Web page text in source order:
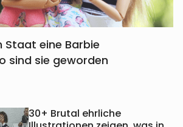
Staat eine Barbie
sind sie geworden
30+ Brutal ehrliche